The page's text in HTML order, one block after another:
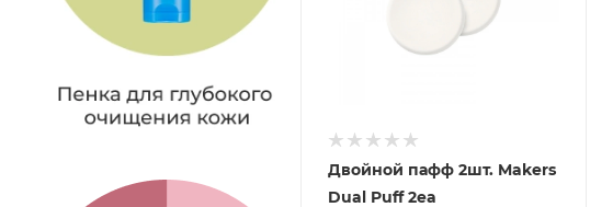
Двойной пафф 2шт. Makers
Dual Puff 2ea